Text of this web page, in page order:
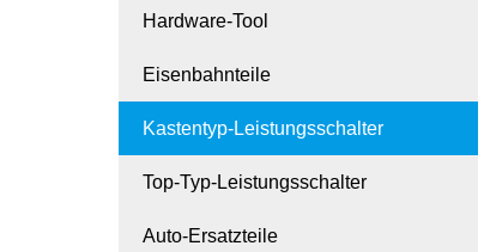
Hardware-Tool
Eisenbahnteile
Kastentyp-Leistungsschalter
Top-Typ-Leistungsschalter
Auto-Ersatzteile